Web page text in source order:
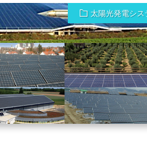
太陽光発電シス